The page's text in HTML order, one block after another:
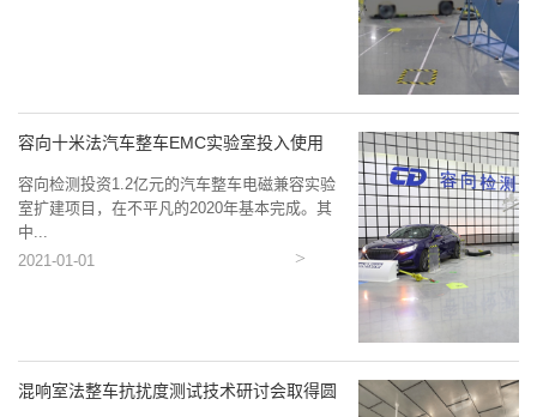
容向十米法汽车整车EMC实验室投入使用
容向检测投资1.2亿元的汽车整车电磁兼容实验
室扩建项目，在不平凡的2020年基本完成。其
中...
2021-01-01
混响室法整车抗扰度测试技术研讨会取得圆